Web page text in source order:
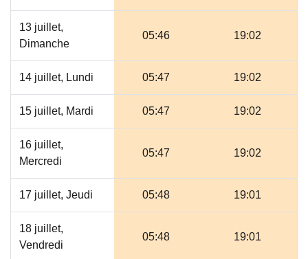
13 juillet,
Dimanche
05:46 19:02
14 juillet, Lundi 05:47 19:02
15 juillet, Mardi 05:47 19:02
16 juillet,
Mercredi
05:47 19:02
17 juillet, Jeudi 05:48 19:01
18 juillet,
Vendredi
05:48 19:01